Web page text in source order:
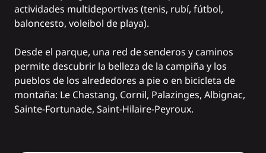
actividades multideportivas (tenis, rubí, fútbol,
baloncesto, voleibol de playa).
Desde el parque, una red de senderos y caminos
permite descubrir la belleza de la campiña y los
pueblos de los alrededores a pie o en bicicleta de
montaña: Le Chastang, Cornil, Palazinges, Albignac,
Sainte-Fortunade, Saint-Hilaire-Peyroux.